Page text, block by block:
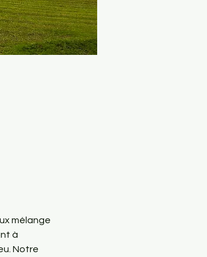
mélange
à
Notre